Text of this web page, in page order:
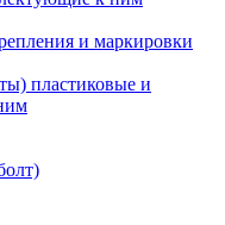
и маркировки
пластиковые и